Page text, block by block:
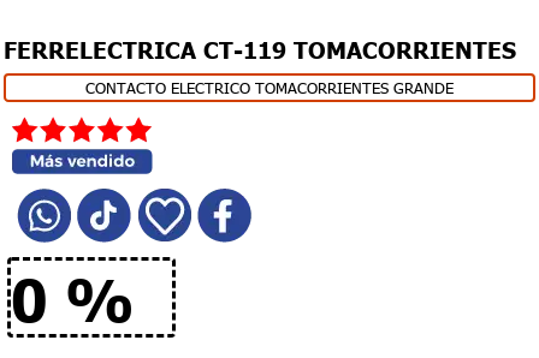
Devoluciones
y
garantías
PROMOCIONES
CATÁLOGO
FIN
DE
MES
FERRELECTRICA CT-119 TOMACORRIENTES
CONTACTO ELECTRICO TOMACORRIENTES GRANDE
0 %